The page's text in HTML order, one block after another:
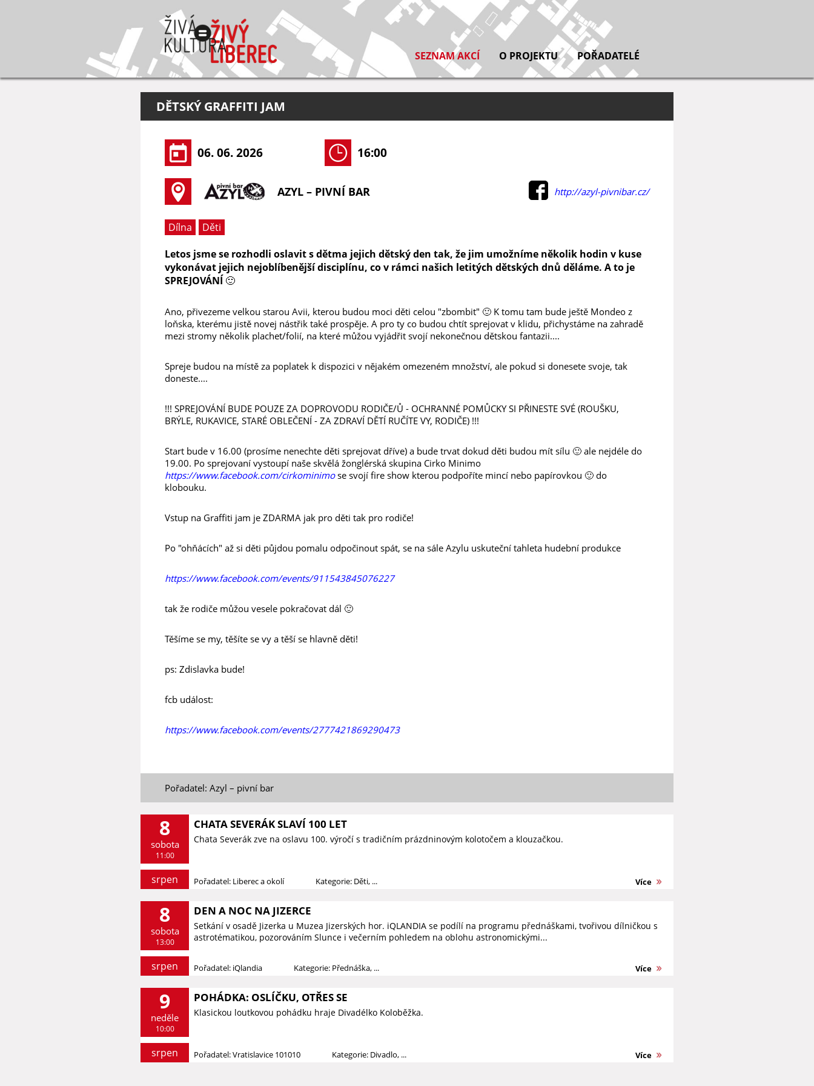
SEZNAM AKCÍ O PROJEKTU POŘADATELÉ
DĚTSKÝ GRAFFITI JAM
06. 06. 2026 16:00
AZYL – PIVNÍ BAR http://azyl-pivnibar.cz/
Dílna
Děti
Letos jsme se rozhodli oslavit s dětma jejich dětský den tak, že jim umožníme několik hodin v kuse
vykonávat jejich nejoblíbenější disciplínu, co v rámci našich letitých dětských dnů děláme. A to je
SPREJOVÁNÍ 🙂
Ano, přivezeme velkou starou Avii, kterou budou moci děti celou "zbombit" 🙂 K tomu tam bude ještě Mondeo z
loňska, kterému jistě novej nástřik také prospěje. A pro ty co budou chtít sprejovat v klidu, přichystáme na zahradě
mezi stromy několik plachet/folií, na které můžou vyjádřit svojí nekonečnou dětskou fantazii....
Spreje budou na místě za poplatek k dispozici v nějakém omezeném množství, ale pokud si donesete svoje, tak
doneste....
!!! SPREJOVÁNÍ BUDE POUZE ZA DOPROVODU RODIČE/Ů - OCHRANNÉ POMŮCKY SI PŘINESTE SVÉ (ROUŠKU,
BRÝLE, RUKAVICE, STARÉ OBLEČENÍ - ZA ZDRAVÍ DĚTÍ RUČÍTE VY, RODIČE) !!!
Start bude v 16.00 (prosíme nenechte děti sprejovat dříve) a bude trvat dokud děti budou mít sílu 🙂 ale nejdéle do
19.00. Po sprejovaní vystoupí naše skvělá žonglérská skupina Cirko Minimo
https://www.facebook.com/cirkominimose svojí fire show kterou podpoříte mincí nebo papírovkou 🙂 do
klobouku.
Vstup na Graffiti jam je ZDARMA jak pro děti tak pro rodiče!
Po "ohňácích" až si děti půjdou pomalu odpočinout spát, se na sále Azylu uskuteční tahleta hudební produkce
https://www.facebook.com/events/911543845076227
tak že rodiče můžou vesele pokračovat dál 🙂
Těšíme se my, těšíte se vy a těší se hlavně děti!
ps: Zdislavka bude!
fcb událost:
https://www.facebook.com/events/2777421869290473
Pořadatel: Azyl – pivní bar
8
sobota
11:00
srpen
CHATA SEVERÁK SLAVÍ 100 LET
Chata Severák zve na oslavu 100. výročí s tradičním prázdninovým kolotočem a klouzačkou.
Pořadatel: Liberec a okolí Kategorie: Děti, ... Více
8
sobota
13:00
srpen
DEN A NOC NA JIZERCE
Setkání v osadě Jizerka u Muzea Jizerských hor. iQLANDIA se podílí na programu přednáškami, tvořivou dílničkou s
astrotématikou, pozorováním Slunce i večerním pohledem na oblohu astronomickými...
Pořadatel: iQlandia Kategorie: Přednáška, ... Více
9
neděle
10:00
srpen
POHÁDKA: OSLÍČKU, OTŘES SE
Klasickou loutkovou pohádku hraje Divadélko Koloběžka.
Pořadatel: Vratislavice 101010 Kategorie: Divadlo, ... Více